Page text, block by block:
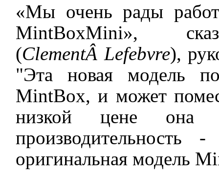
«Мы очень рады
MintBoxMini»,
(ClementÂ Lefebvre),
"Эта новая модель
MintBox, и может
низкой цене она
оригинальная модель